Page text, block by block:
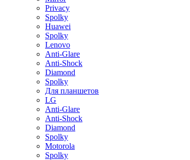
Privacy
Spolky
Huawei
Spolky
Lenovo
Anti-Glare
Anti-Shock
Diamond
Spolky
Для планшетов
LG
Anti-Glare
Anti-Shock
Diamond
Spolky
Motorola
Spolky